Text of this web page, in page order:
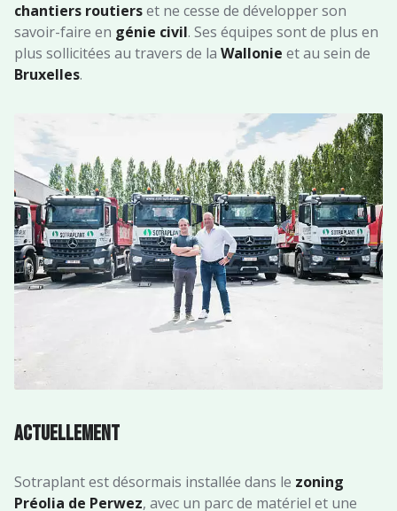
chantiers routierset ne cesse de développer son
savoir-faire en génie civil. Ses équipes sont de plus en
plus sollicitées au travers de la Wallonie et au sein de
Bruxelles.
Actuellement
Sotraplant est désormais installée dans le zoning
Préolia de Perwez, avec un parc de matériel et une